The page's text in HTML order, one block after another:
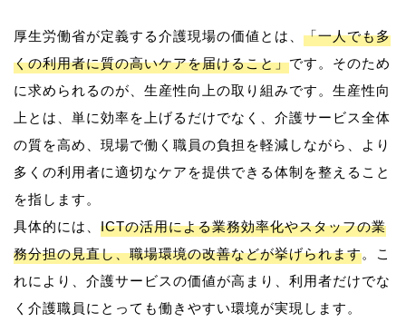
厚生労働省が定義する介護現場の価値とは、 「一人でも多
くの利用者に質の高いケアを届けること」です。そのため
に求められるのが、生産性向上の取り組みです。生産性向
上とは、単に効率を上げるだけでなく、介護サービス全体
の質を高め、現場で働く職員の負担を軽減しながら、より
多くの利用者に適切なケアを提供できる体制を整えること
を指します。
具体的には、 ICTの活用による業務効率化やスタッフの業
務分担の見直し、職場環境の改善などが挙げられます。こ
れにより、介護サービスの価値が高まり、利用者だけでな
く介護職員にとっても働きやすい環境が実現します。